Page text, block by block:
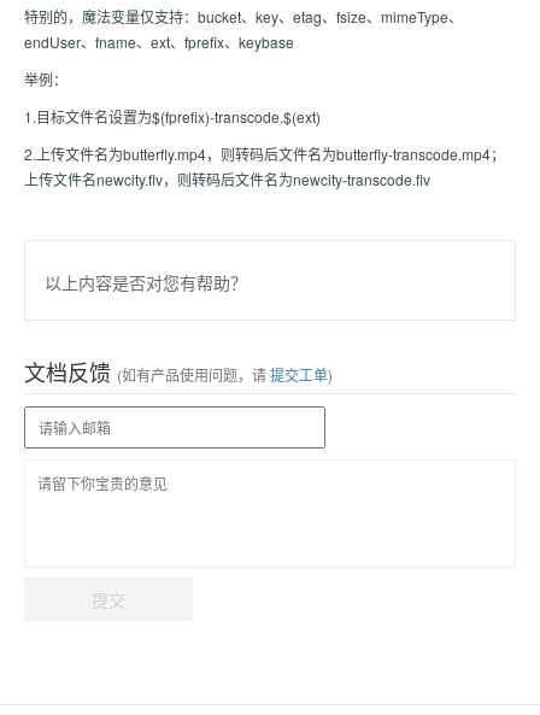
特别的，魔法变量仅支持：bucket、key、etag、fsize、mimeType、
endUser、fname、ext、fprefix、keybase
举例：
1.目标文件名设置为$(fprefix)-transcode.$(ext)
2.上传文件名为butterfly.mp4，则转码后文件名为butterfly-transcode.mp4；
上传文件名newcity.flv，则转码后文件名为newcity-transcode.flv
以上内容是否对您有帮助？
文档反馈 (如有产品使用问题，请提交工单)
提交